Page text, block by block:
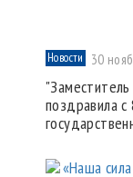
Новости 30
поздравила